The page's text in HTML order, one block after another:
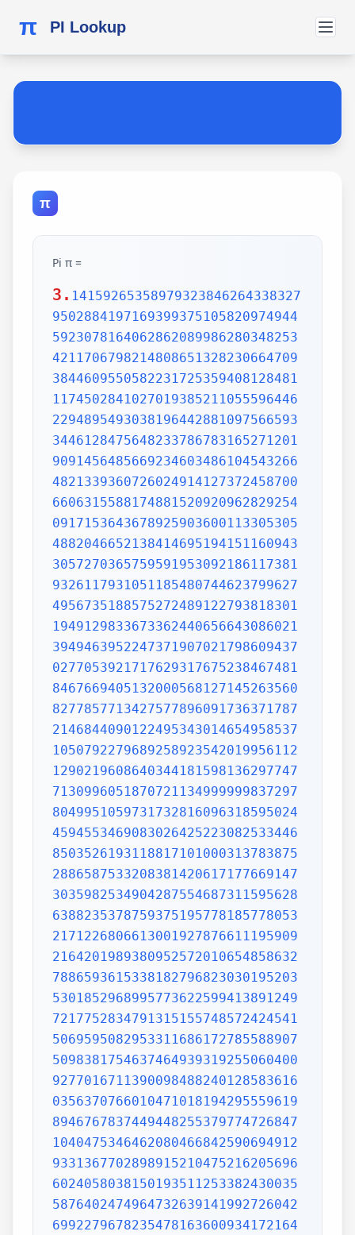
π PI Lookup
π
Pi π =
3. 1415926535897932384626433832795028841971693993751058209749445923078164062862089986280348253421170679821480865132823066470938446095505822317253594081284811174502841027019385211055596446229489549303819644288109756659334461284756482337867831652712019091456485669234603486104543266482133936072602491412737245870066063155881748815209209628292540917153643678925903600113305305488204665213841469519415116094330572703657595919530921861173819326117931051185480744623799627495673518857527248912279381830119491298336733624406566430860213949463952247371907021798609437027705392171762931767523846748184676694051320005681271452635608277857713427577896091736371787214684409012249534301465495853710507922796892589235420199561121290219608640344181598136297747713099605187072113499999983729780499510597317328160963185950244594553469083026425223082533446850352619311881710100031378387528865875332083814206171776691473035982534904287554687311595628638823537875937519577818577805321712268066130019278766111959092164201989380952572010654858632788659361533818279682303019520353018529689957736225994138912497217752834791315155748572424541506959508295331168617278558890750983817546374649393192550604009277016711390098488240128583616035637076601047101819429555961989467678374494482553797747268471040475346462080466842590694912933136770289891521047521620569660240580381501935112533824300355876402474964732639141992726042699227967823547816360093417216412199245863150302861829745557067498385054945885869269956909272107975093029553211653449872027559602364806654991198818347977535663698074265425278625518184175746728909777727938000816470600161452491921732172147723501414419735685481613611573525521334757418494684385233239073941433345477624168625189835694855620992192221842725502542568876717904946016534668049886272327917860857843838279679766814541009538837863609506800642251252051173929848960841284886269456042419652850222106611863067442786220391949450471237137869609563643719172874677646575739624138908658326459958133904780275900994657640789512694683983525957098258226205224894077267194782684826014769909026401363944374553050682034962524517493996514314298091906592509372216964615157098583874105978859597729754989301617539284681382686838689427741559918559252459539594310499725246808459872736446958486538367362226260991246080512438843904512441365497627807977156914359977001296160894416948685558484063534220722258284886481584560285060168427394522674676788952521385225499546667278239864565961163548862305774564980355936345681743241125150760694794510965960940252288797108931456691368672287489405601015033086179286809208747609178249385890097149096759852613655497818931297848216829989487226588048575640142704775551323796414515237462343645428584447952658678210511413547357395231134271661021359695362314429524849371871101457654035902799344037420073105785390621983874478084784896833214457138687519435064302184531910484810053706146806749192781911979399520614196634287544406437451237181921799983910159195618146751426912397489409071864942319615679452080951465502252316038819301420937621378559566389377870830390697920773467221825625996615014215030680384477345492026054146659252014974428507325186660021324340881907104863317346496514539057962685610055081066587969981635747363840525714591028970641401109712062804390397595156771577004203378699360072305587631763594218731251471205329281918261861258673215791984148488291644706095752706957220917567116722910981690915280173506712748583222871835209353965725121083579151369882091444210067510334671103141267111369908658516398315019701651511685171437657618351556508849099898599823873455283316355076479185358932261854896321329330898570642046752590709154814165498594616371802709819943099244889575712828905923233260972997120844335732654893823911932597463667305836041428138830320382490375898524374417029132765618093773444030707469211201913020330380197621101100449293215160842444859637669838952286847831235526582131449576857262433441893039686426243410773226978028073189154411010446823252716201052652272111660396665573092547110557853763466820653109896526918620564769312570586356620185581007293606598764861179104533488503461136576867532494416680396265797877185560845529654126654085306143444318586769751456614068007002378776591344017127494704205622305389945613140711270004078547332699390814546646458807972708266830634328587856983052358089330657574067954571637752542021149557615814002501262285941302164715509792592309907965473761255176567513575178296664547791745011299614890304639947132962107340437518957359614589019389713111790429782856475032031986915140287080859904801094121472213179476477726224142548545403321571853061422881375850430633217518297986622371721591607716692547487389866549494501146540628433663937900397692656721463853067360965712091807638327166416274888800786925602902284721040317211860820419000422966171196377921337575114959501566049631862947265473642523081770367515906735023507283540567040386743513622224771589150495309844489333096340878076932599397805419341447377441842631298608099888687413260472156951623965864573021631598193195167353812974167729478672422924654366800980676928238280689964004824354037014163149658979409243237896907069779422362508221688957383798623001593776471651228935786015881617557829735233446042815126272037343146531977774160319906655418763979293344195215413418994854447345673831624993419131814809277771038638773431772075456545322077709212019051660962804909263601975988281613323166636528619326686336062735676303544776280350450777235547105859548702790814356240145171806246436267945612753181340783303362542327839449753824372058353114771199260638133467768796959703098339130771098704085913374641442822772634659470474587847787201927715280731767907707157213444730605700733492436931138350493163128404251219256517980694113528013147013047816437885185290928545201165839341965621349143415956258658655705526904965209858033850722426482939728584783163057777560688876446248246857926039535277348030480290058760758251047470916439613626760449256274204208320856611906254543372131535958450687724602901618766795240616342522577195429162991930645537799140373404328752628889639958794757291746426357455254079091451357111369410911939325191076020825202618798531887705842972591677813149699009019211697173727847684726860849003377024242916513005005168323364350389517029893922334517220138128069650117844087451960121228599371623130171144484640903890644954440061986907548516026327505298349187407866808818338510228334508504860825039302133219715518430635455007668282949304137765527939751754613953984683393638304746119966538581538420568533862186725233402830871123282789212507712629463229563989898935821167456270102183564622013496715188190973038119800497340723961036854066431939509790190699639552453005450580685501956730229219139339185680344903982059551002263535361920419947455385938102343955449597783779023742161727111723643435439478221818528624085140066604433258885698670543154706965747458550332323342107301545940516553790686627333799585115625784322988273723198987571415957811196358330059408730681216028764962867446047746491599505497374256269010490377819868359381465741268049256487985561453723478673303904688383436346553794986419270563872931748723320837601123029911367938627089438799362016295154133714248928307220126901475466847653576164773794675200490757155527819653621323926406160136358155907422020203187277605277219005561484255518792530343513984425322341576233610642506390497500865627109535919465897514131034822769306247435363256916078154781811528436679570611086153315044521274739245449454236828860613408414863776700961207151249140430272538607648236341433462351897576645216413767969031495019108575984423919862916421939949072362346468441173940326591840443780513338945257423995082965912285085558215725031071257012668302402929525220118726767562204154205161841634847565169998116141010029960783869092916030288400269104140792886215078424516709087000699282120660418371806535567252532567532861291042487761825829765157959847035622262934860034158722980534989650226291748788202734209222245339856264766914905562842503912757710284027998066365825488926488025456610172967026640765590429099456815065265305371829412703369313785178609040708667114965583434347693385781711386455873678123014587687126603489139095620099393610310291616152881384379099042317473363948045759314931405297634757481193567091101377517210080315590248530906692037671922033229094334676851422144773793937517034436619910403375111735471918550464490263655128162288244625759163330391072253837421821408835086573917715096828874782656995995744906617583441375223970968340800535598491754173818839994469748676265516582765848358845314277568790029095170283529716344562129640435231176006651012412006597558512761785838292041974844236080071930457618932349229279650198751872127267507981255470958904556357921221033346697499235630254947802490114195212382815309114079073860251522742995818072471625916685451333123948049470791191532673430282441860414263639548000448002670496248201792896476697583183271314251702969234889627668440323260927524960357996469256504936818360900323809293459588970695365349406034021665443755890045632882250545255640564482465151875471196218443965825337543885690941130315095261793780029741207665147939425902989695946995565761218656196733786236256125216320862869222103274889218654364802296780705765615144632046927906821207388377814233562823608963208068222468012248261177185896381409183903673672220888321513755600372798394004152970028783076670944474560134556417254370906979396122571429894671543578468788614445812314593571984922528471605049221242470141214780573455105008019086996033027634787081081754501193071412233908663938339529425786905076431006383519834389341596131854347546495569781038293097164651438407007073604112373599843452251610507027056235266012764848308407611830130527932054274628654036036745328651057065874882256981579367897669742205750596834408697350201410206723585020072452256326513410559240190274216248439140359989535394590944070469120914093870012645600162374288021092764579310657922955249887275846101264836999892256959688159205600101655256375678